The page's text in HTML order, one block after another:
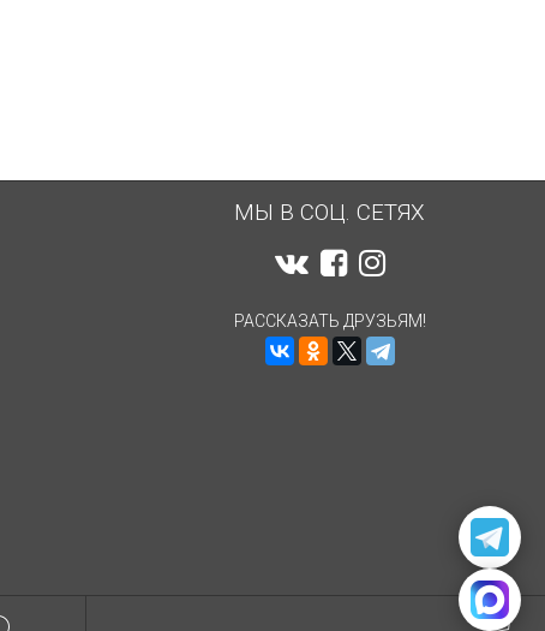
МЫ В СОЦ. СЕТЯХ
РАССКАЗАТЬ ДРУЗЬЯМ!